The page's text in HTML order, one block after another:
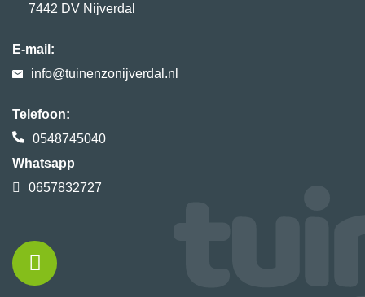
7442 DV Nijverdal
E-mail:
info@tuinenzonijverdal.nl
Telefoon:
0548745040
Whatsapp
0657832727